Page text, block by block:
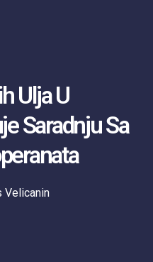
Ulja U
Saradnju Sa
Velicanin